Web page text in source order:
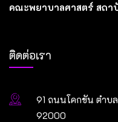
คณะพยาบาลศาสตร์ สถ
ติดต่อเรา
91 ถนนโคกขัน ตำบ
92000